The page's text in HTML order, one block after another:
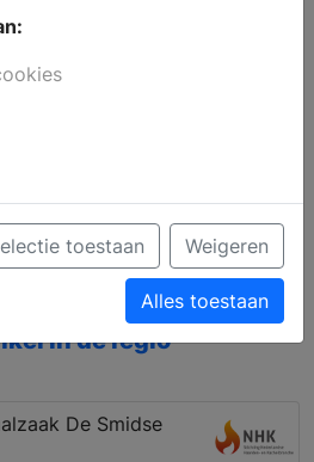
op doen bij de
specialist zijn verschillende
en kunt u uitzoeken
voor uw woning, interieur
vindt u alles op
en gashaarden,
pellet kachels, houtkachels
kunt u zich laten
installatie en de
in de regio
De Smidse
toestaan Weigeren
Alles toestaan